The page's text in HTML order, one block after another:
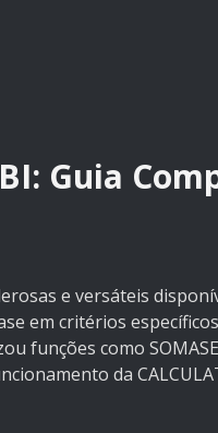
Guia
e versáteis
em critérios
funções como
da